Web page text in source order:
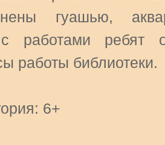
гуашью,
с работами ребят
работы библиотеки.
6+